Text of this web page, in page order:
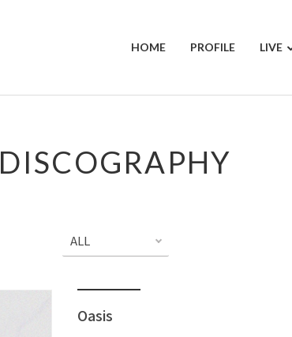
HOME PROFILE LIVE
DISCOGRAPHY
Oasis